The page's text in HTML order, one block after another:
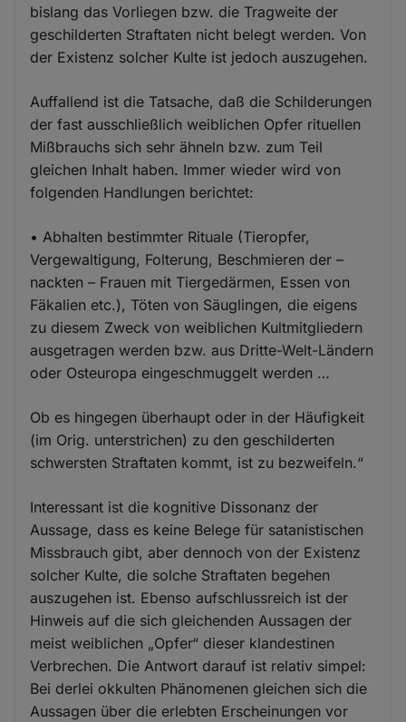
bislang das Vorliegen bzw. die Tragweite der
geschilderten Straftaten nicht belegt werden. Von
der Existenz solcher Kulte ist jedoch auszugehen.
Auffallend ist die Tatsache, daß die Schilderungen
der fast ausschließlich weiblichen Opfer rituellen
Mißbrauchs sich sehr ähneln bzw. zum Teil
gleichen Inhalt haben. Immer wieder wird von
folgenden Handlungen berichtet:
• Abhalten bestimmter Rituale (Tieropfer,
Vergewaltigung, Folterung, Beschmieren der –
nackten – Frauen mit Tiergedärmen, Essen von
Fäkalien etc.), Töten von Säuglingen, die eigens
zu diesem Zweck von weiblichen Kultmitgliedern
ausgetragen werden bzw. aus Dritte-Welt-Ländern
oder Osteuropa eingeschmuggelt werden …
Ob es hingegen überhaupt oder in der Häufigkeit
(im Orig. unterstrichen) zu den geschilderten
schwersten Straftaten kommt, ist zu bezweifeln.“
Interessant ist die kognitive Dissonanz der
Aussage, dass es keine Belege für satanistischen
Missbrauch gibt, aber dennoch von der Existenz
solcher Kulte, die solche Straftaten begehen
auszugehen ist. Ebenso aufschlussreich ist der
Hinweis auf die sich gleichenden Aussagen der
meist weiblichen „Opfer“ dieser klandestinen
Verbrechen. Die Antwort darauf ist relativ simpel:
Bei derlei okkulten Phänomenen gleichen sich die
Aussagen über die erlebten Erscheinungen vor